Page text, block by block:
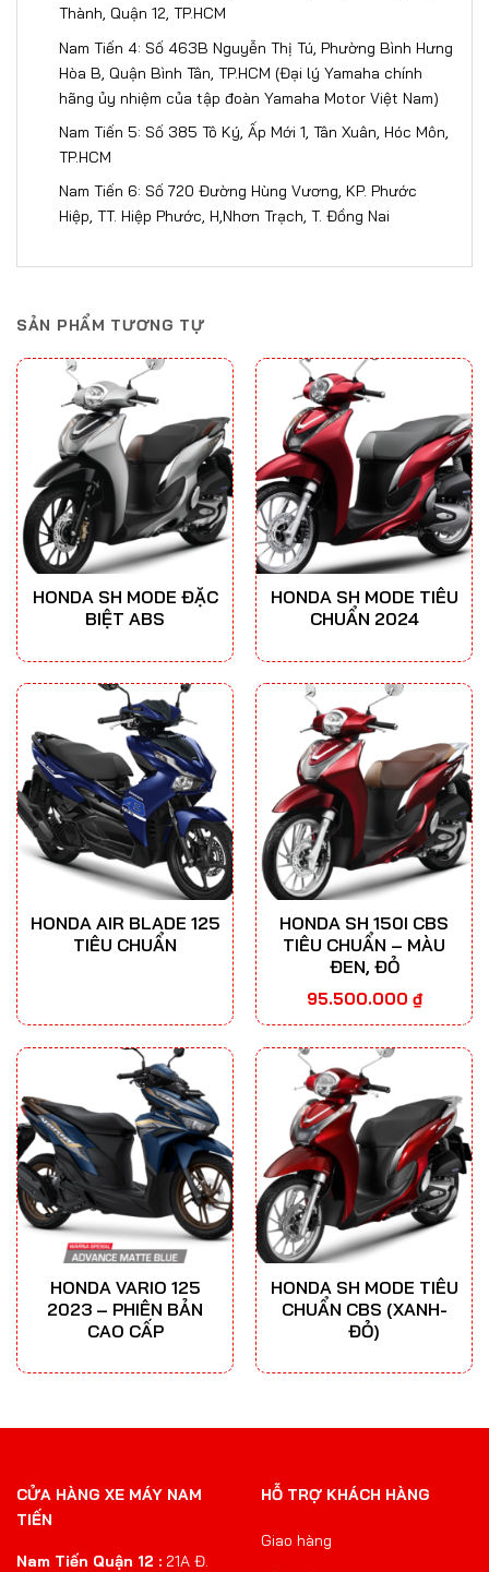
Thành, Quận 12, TP.HCM
Nam Tiến 4: Số 463B Nguyễn Thị Tú, Phường Bình Hưng
Hòa B, Quận Bình Tân, TP.HCM (Đại lý Yamaha chính
hãng ủy nhiệm của tập đoàn Yamaha Motor Việt Nam)
Nam Tiến 5: Số 385 Tô Ký, Ấp Mới 1, Tân Xuân, Hóc Môn,
TP.HCM
Nam Tiến 6: Số 720 Đường Hùng Vương, KP. Phước
Hiệp, TT. Hiệp Phước, H,Nhơn Trạch, T. Đồng Nai​​​
SẢN PHẨM TƯƠNG TỰ
HONDA SH MODE ĐẶC
BIỆT ABS
HONDA SH MODE TIÊU
CHUẨN 2024
HONDA AIR BLADE 125
TIÊU CHUẨN
HONDA SH 150I CBS
TIÊU CHUẨN – MÀU
ĐEN, ĐỎ
95.500.000 ₫
HONDA VARIO 125
2023 – PHIÊN BẢN
CAO CẤP
HONDA SH MODE TIÊU
CHUẨN CBS (XANH-
ĐỎ)
CỬA HÀNG XE MÁY NAM
TIẾN
Nam Tiến Quận 12 : 21A Đ.
HỖ TRỢ KHÁCH HÀNG
Giao hàng